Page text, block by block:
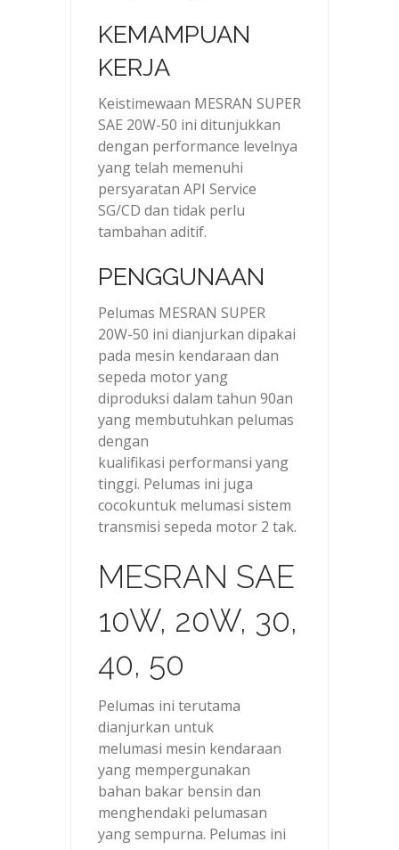
KEMAMPUAN
KERJA
Keistimewaan MESRAN SUPER
SAE 20W-50 ini ditunjukkan
dengan performance levelnya
yang telah memenuhi
persyaratan API Service
SG/CD dan tidak perlu
tambahan aditif.
PENGGUNAAN
Pelumas MESRAN SUPER
20W-50 ini dianjurkan dipakai
pada mesin kendaraan dan
sepeda motor yang
diproduksi dalam tahun 90an
yang membutuhkan pelumas
dengan
kualifikasi performansi yang
tinggi. Pelumas ini juga
cocokuntuk melumasi sistem
transmisi sepeda motor 2 tak.
MESRAN SAE
10W, 20W, 30,
40, 50
Pelumas ini terutama
dianjurkan untuk
melumasi mesin kendaraan
yang mempergunakan
bahan bakar bensin dan
menghendaki pelumasan
yang sempurna. Pelumas ini